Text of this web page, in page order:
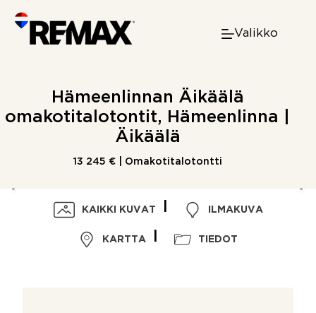
content
Valikko
Hämeenlinnan Äikäälä
omakotitalotontit, Hämeenlinna |
Äikäälä
13 245 € | Omakotitalotontti
KAIKKI KUVAT ILMAKUVA
KARTTA TIEDOT